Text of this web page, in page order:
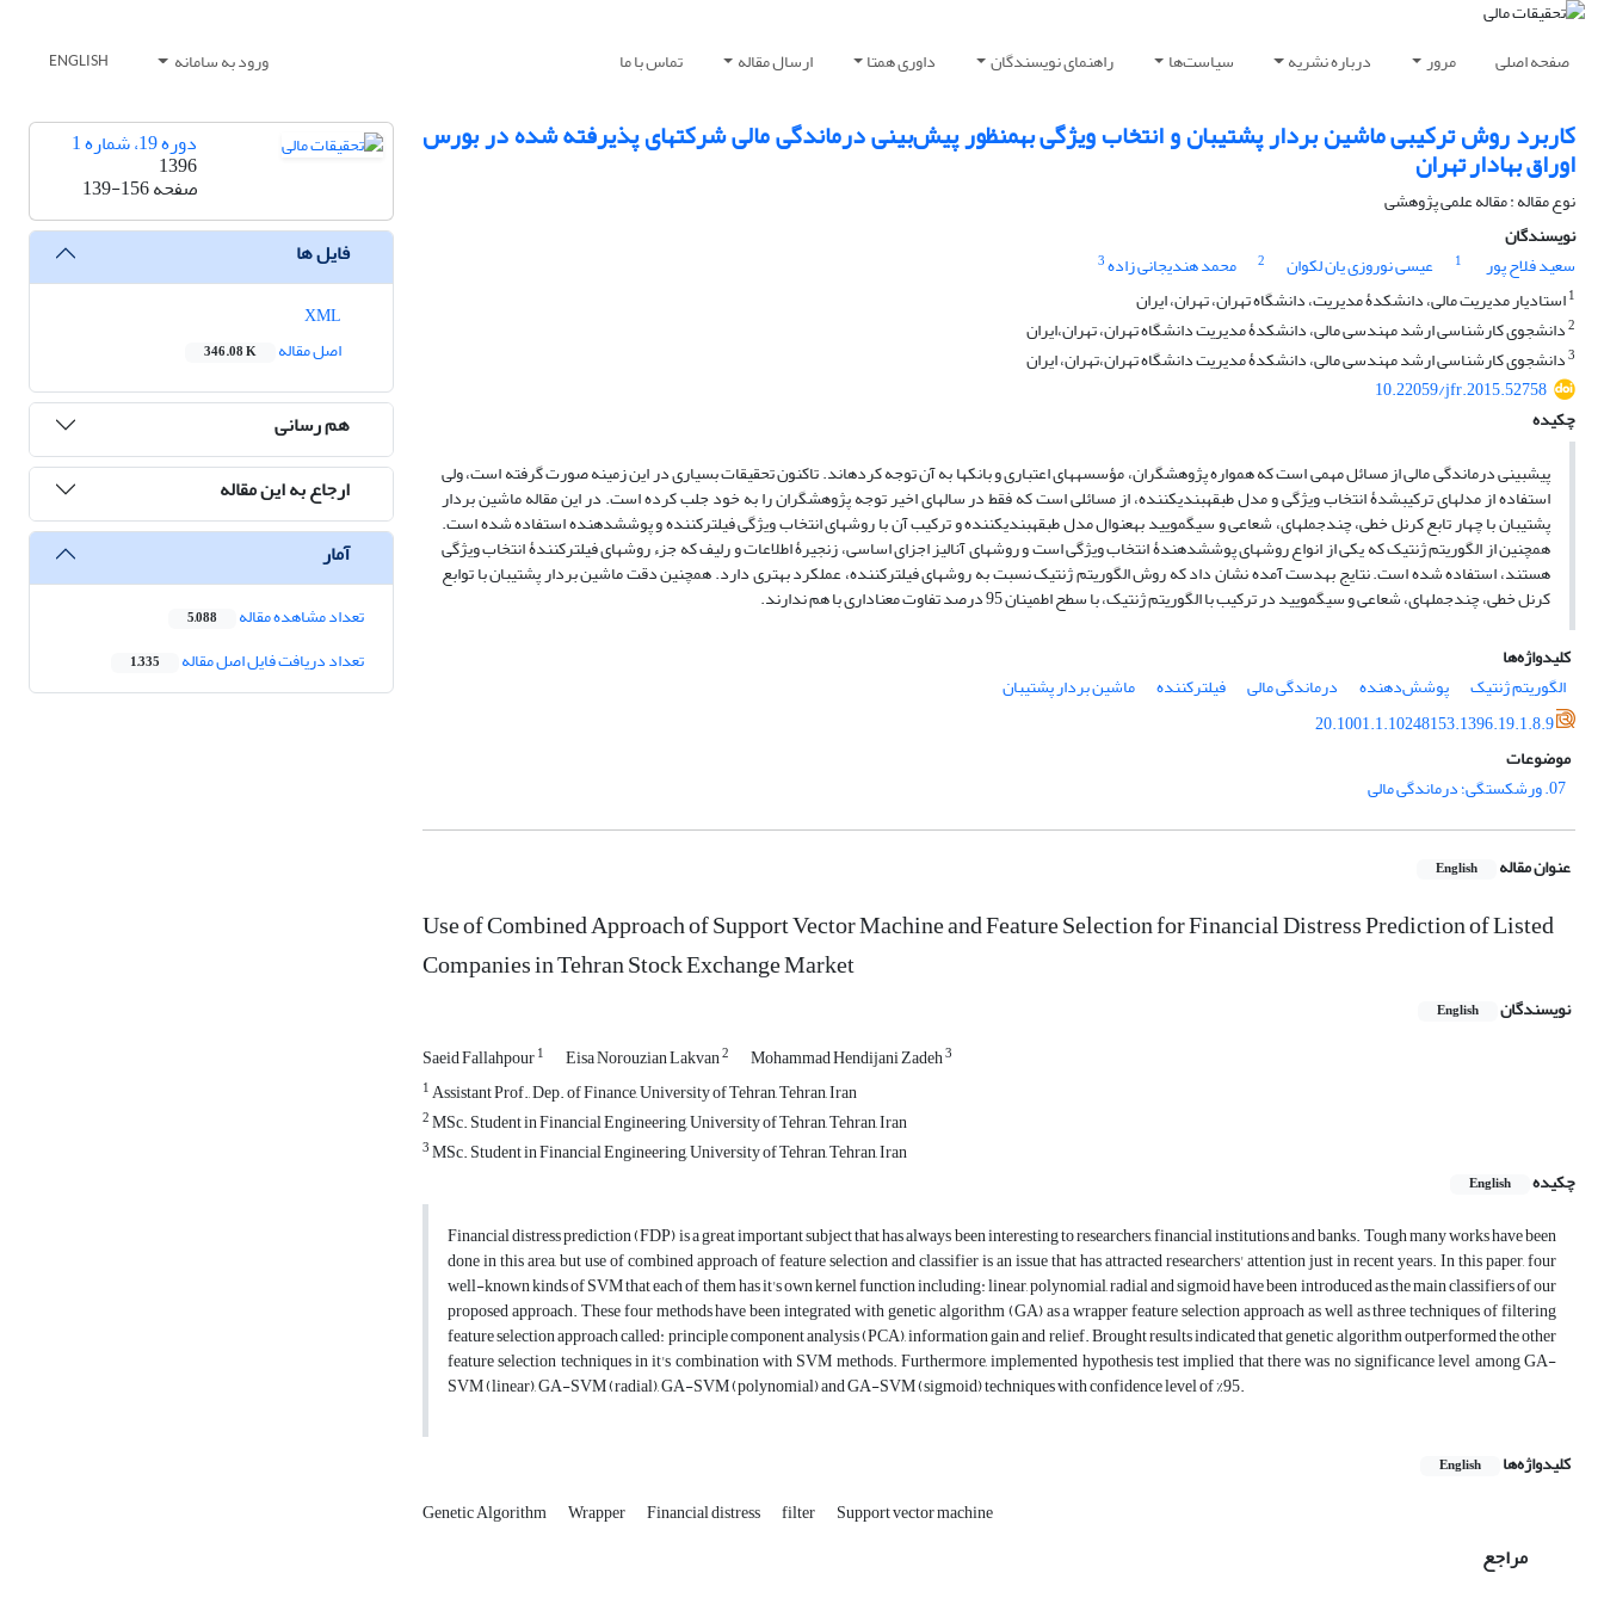
صفحه اصلی مرور درباره نشریه سیاست‌ها راهنمای نویسندگان داوری همتا ارسال مقاله تماس با ما ورود به سامانه ENGLISH
کاربرد روش ترکیبی ماشین بردار پشتیبان و انتخاب ویژگی به‎منظور پیش‌بینی درماندگی مالی شرکت‎های پذیرفته شده در بورس
اوراق بهادار تهران
نوع مقاله : مقاله علمی پژوهشی
نویسندگان
سعید فلاح پور
1 عیسی نوروزی یان لکوان 2 محمد هندیجانی زاده3
1استادیار مدیریت مالی، دانشکدۀ مدیریت، دانشگاه تهران، تهران، ایران
2دانشجوی کارشناسی ارشد مهندسی مالی، دانشکدۀ مدیریت دانشگاه تهران، تهران،ایران
3دانشجوی کارشناسی ارشد مهندسی مالی، دانشکدۀ مدیریت دانشگاه تهران،تهران، ایران
10.22059/jfr.2015.52758
چکیده
پیش­بینی درماندگی مالی از مسائل مهمی است که همواره پژوهشگران، مؤسسه‎های اعتباری و بانک­ها به آن توجه کرده‎اند. تاکنون تحقیقات بسیاری در این زمینه صورت گرفته است، ولی
استفاده از مدل­های­ ترکیب‎شدۀ انتخاب ویژگی و مدل طبقه‎بندی­کننده، از مسائلی است که فقط در سال­های اخیر توجه پژوهشگران را به خود جلب کرده است. در این مقاله ماشین ­بردار
پشتیبان با چهار تابع کرنل خطی، چند­جمله­ای، شعاعی و سیگمویید به‎‎عنوال مدل ‎طبقه‎بندی­کننده و ترکیب آن با روش­های انتخاب ویژگی فیلترکننده و پوشش­دهنده استفاده شده است.
همچنین از الگوریتم ژنتیک که یکی از انواع روش­های پوشش­دهندۀ انتخاب ویژگی است و روش­های آنالیز اجزای اساسی، زنجیرۀ­ اطلاعات و رلیف­ که جزء روش­های فیلترکنندۀ انتخاب ویژگی
هستند، استفاده شده­ است. نتایج به‎دست آمده نشان­ داد که روش الگوریتم ژنتیک نسبت به روش­های فیلترکننده، عملکرد بهتری دارد. همچنین دقت ماشین بردار پشتیبان با توابع
کرنل خطی، چند­جمله­ای، شعاعی و سیگمویید در ترکیب با الگوریتم ژنتیک، با سطح اطمینان 95 درصد تفاوت معناداری با­ هم ندارند.
کلیدواژه‌ها
الگوریتم ژنتیک
پوشش‌دهنده درماندگی مالی فیلترکننده
ماشین بردار پشتیبان
20.1001.1.10248153.1396.19.1.8.9
موضوعات
07. ورشکستگی؛ درماندگی مالی
عنوان مقاله English
Use of Combined Approach of Support Vector Machine and Feature Selection for Financial Distress Prediction of Listed
Companies in Tehran Stock Exchange Market
نویسندگان English
Saeid Fallahpour1 Eisa Norouzian Lakvan2 Mohammad Hendijani Zadeh3
1Assistant Prof., Dep. of Finance, University of Tehran, Tehran, Iran
2MSc. Student in Financial Engineering, University of Tehran, Tehran, Iran
3MSc. Student in Financial Engineering, University of Tehran, Tehran, Iran
چکیده
English
Financial distress prediction (FDP) is a great important subject that has always been interesting to researchers, financial institutions and banks. Tough many works have been
done in this area, but use of combined approach of feature selection and classifier is an issue that has attracted researchers' attention just in recent years. In this paper, four
well-known kinds of SVM that each of them has it's own kernel function including: linear, polynomial, radial and sigmoid have been introduced as the main classifiers of our
proposed approach. These four methods have been integrated with genetic algorithm (GA) as a wrapper feature selection approach as well as three techniques of filtering
feature selection approach called: principle component analysis (PCA), information gain and relief. Brought results indicated that genetic algorithm outperformed the other
feature selection techniques in it's combination with SVM methods. Furthermore, implemented hypothesis test implied that there was no significance level among GA-
SVM (linear), GA-SVM (radial), GA-SVM (polynomial) and GA-SVM (sigmoid) techniques with confidence level of %95.
کلیدواژه‌ها English
Genetic Algorithm Wrapper Financial distress filter Support vector machine
مراجع
دوره 19، شماره 1
1396
صفحه139-156
فایل ها
اصل مقاله
346.08 K
هم رسانی
ارجاع به این مقاله
آمار
تعداد مشاهده مقاله 5,088
تعداد دریافت فایل اصل مقاله 1,335